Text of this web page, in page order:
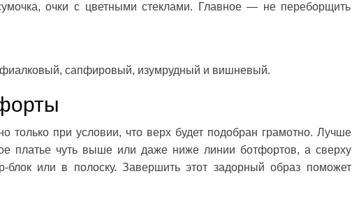
очки с цветными стеклами. Главное — не переборщить
фиалковый, сапфировый, изумрудный и вишневый.
только при условии, что верх будет подобран грамотно. Лучше
платье чуть выше или даже ниже линии ботфортов, а сверху
блок или в полоску. Завершить этот задорный образ поможет